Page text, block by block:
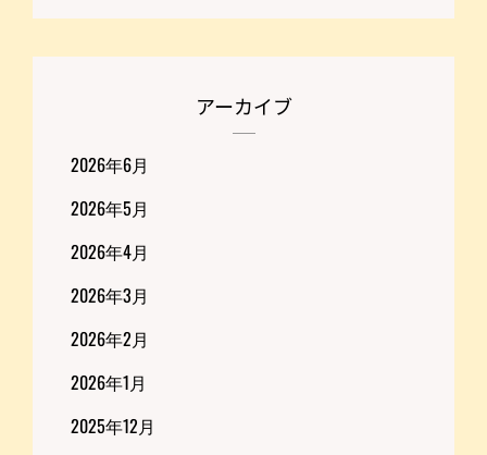
アーカイブ
2026年6月
2026年5月
2026年4月
2026年3月
2026年2月
2026年1月
2025年12月